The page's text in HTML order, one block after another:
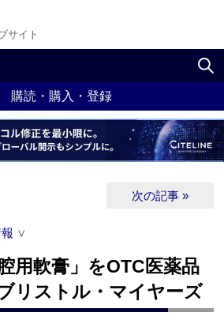
サイト
購読・購入・登録
次の記事 »
∨
用軟膏」をOTC医薬品
リストル・マイヤーズ